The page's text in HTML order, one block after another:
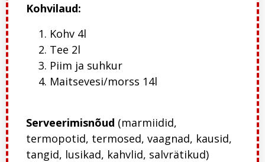
Kohvilaud:
Kohv 4l
Tee 2l
Piim ja suhkur
Maitsevesi/morss 14l
Serveerimisnõud (marmiidid,
termopotid, termosed, vaagnad, kausid,
tangid, lusikad, kahvlid, salvrätikud)